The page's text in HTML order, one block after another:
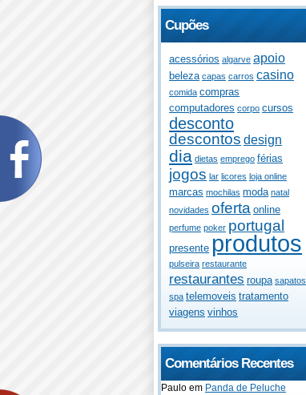
Cupões
acessórios algarve apoio
beleza capas carros casino
comida compras
computadores corpo cursos
desconto
descontos design
dia dietas emprego férias
jogos lar licores loja online
marcas mochilas moda natal
novidades oferta online
perfume poker portugal
presente produtos
pulseira restaurante
restaurantes roupa sapatos
spa telemoveis tratamento
viagens vinhos
Comentários Recentes
Paulo em Panda de Peluche